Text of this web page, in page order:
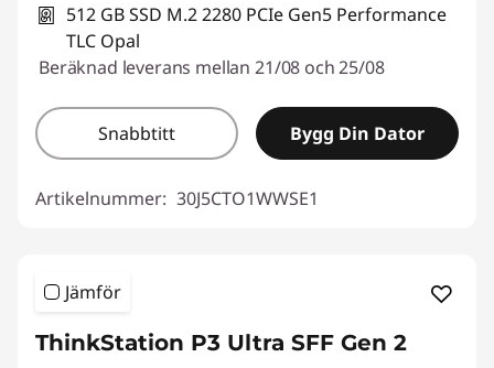
512 GB SSD M.2 2280 PCIe Gen5 Performance
TLC Opal
Beräknad leverans mellan 21/08 och 25/08
Snabbtitt Bygg Din Dator
Artikelnummer: 30J5CTO1WWSE1
Jämför
ThinkStation P3 Ultra SFF Gen 2